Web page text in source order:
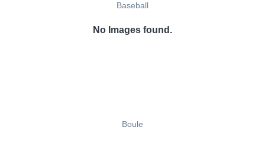
Baseball
No Images found.
Boule